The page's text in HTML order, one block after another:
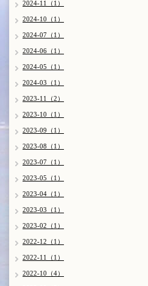
2024-11（1）
2024-10（1）
2024-07（1）
2024-06（1）
2024-05（1）
2024-03（1）
2023-11（2）
2023-10（1）
2023-09（1）
2023-08（1）
2023-07（1）
2023-05（1）
2023-04（1）
2023-03（1）
2023-02（1）
2022-12（1）
2022-11（1）
2022-10（4）